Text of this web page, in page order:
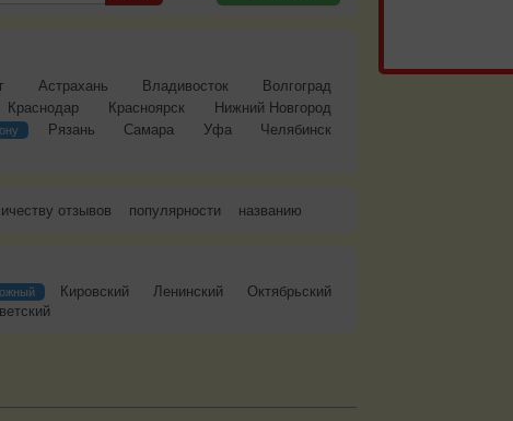
Астрахань Владивосток
Волгоград
Краснодар Красноярск
Нижний Новгород
Рязань Самара Уфа
Челябинск
отзывов популярности названию
Кировский Ленинский
Октябрьский